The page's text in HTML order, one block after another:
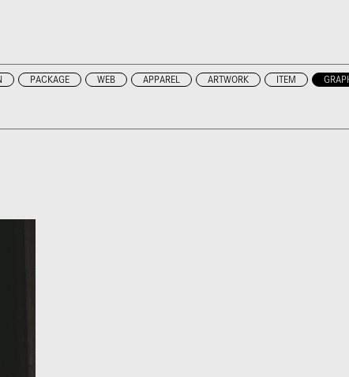
PACKAGE WEB APPAREL ARTWORK ITEM